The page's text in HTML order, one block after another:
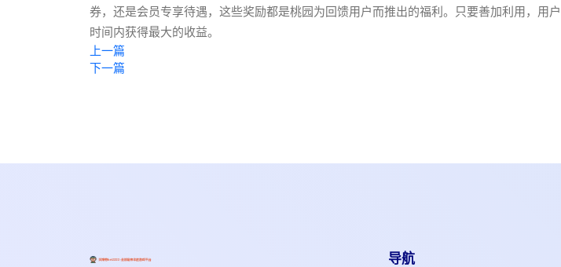
券，还是会员专享待遇，这些奖励都是桃园为回馈用户而推出的福利。只要善加利用，用
时间内获得最大的收益。
上一篇
下一篇
导航